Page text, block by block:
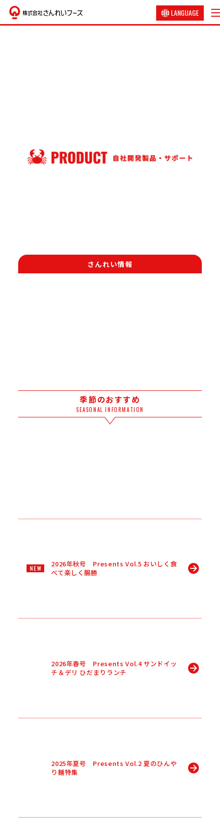
LANGUAGE
さんれい情報
季節のおすすめ
SEASONAL INFORMATION
2026年秋号 Presents Vol.5 おいしく食
べて楽しく腸勝
2026年春号 Presents Vol.4 サンドイッ
チ＆デリ ひだまりランチ
2025年夏号 Presents Vol.2 夏のひんや
り麺特集